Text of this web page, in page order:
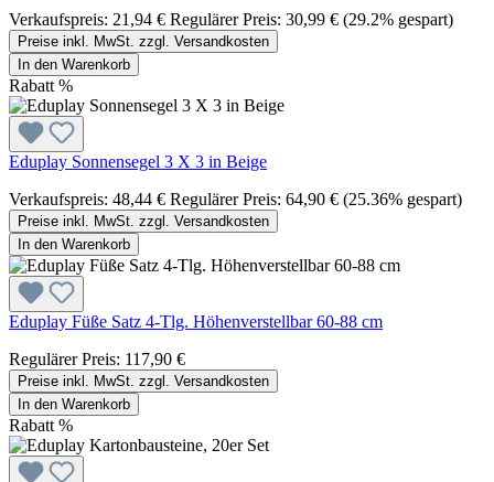
Verkaufspreis: 21,94 € Regulärer Preis: 30,99 € (29.2% gespart)
Preise inkl. MwSt. zzgl. Versandkosten
In den Warenkorb
Rabatt %
Eduplay Sonnensegel 3 X 3 in Beige
Verkaufspreis: 48,44 € Regulärer Preis: 64,90 € (25.36% gespart)
Preise inkl. MwSt. zzgl. Versandkosten
In den Warenkorb
Eduplay Füße Satz 4-Tlg. Höhenverstellbar 60-88 cm
Regulärer Preis: 117,90 €
Preise inkl. MwSt. zzgl. Versandkosten
In den Warenkorb
Rabatt %